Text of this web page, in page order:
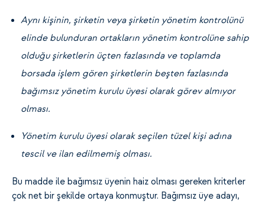
Aynı kişinin, şirketin veya şirketin yönetim kontrolünü
elinde bulunduran ortakların yönetim kontrolüne sahip
olduğu şirketlerin üçten fazlasında ve toplamda
borsada işlem gören şirketlerin beşten fazlasında
bağımsız yönetim kurulu üyesi olarak görev almıyor
olması.
Yönetim kurulu üyesi olarak seçilen tüzel kişi adına
tescil ve ilan edilmemiş olması.
Bu madde ile bağımsız üyenin haiz olması gereken kriterler
çok net bir şekilde ortaya konmuştur. Bağımsız üye adayı,